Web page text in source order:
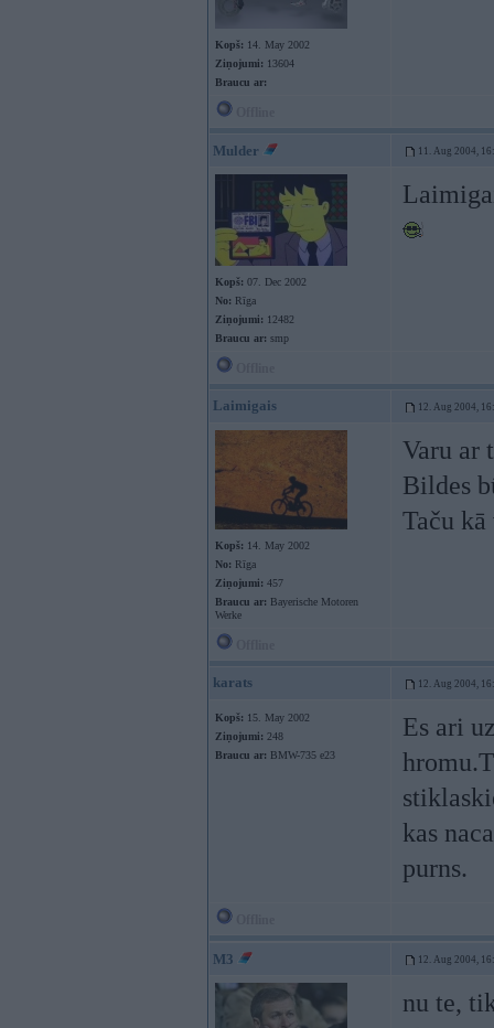
Kopš: 14. May 2002
Ziņojumi: 13604
Braucu ar:
Mulder 11. Aug 2004,
Kopš: 07. Dec 2002
No: Rīga
Ziņojumi: 12482
Braucu ar: smp
Laimigais 12. Aug 2004,
Kopš: 14. May 2002
No: Rīga
Ziņojumi: 457
Braucu ar: Bayerische Motoren
Werke
Varu ar
Bildes
Taču kā
karats 12. Aug 2004,
Kopš: 15. May 2002
Ziņojumi: 248
Braucu ar: BMW-735 e23
Es ari
kas
purns.
M3 12. Aug 2004,
nu te,